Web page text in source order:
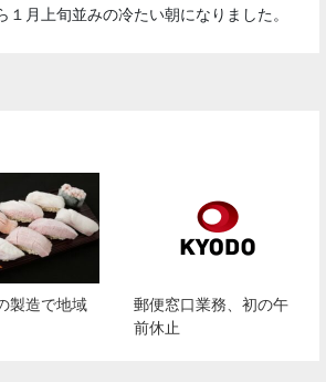
月上旬並みの冷たい朝になりました。
製造で地域
郵便窓口業務、初の午
前休止